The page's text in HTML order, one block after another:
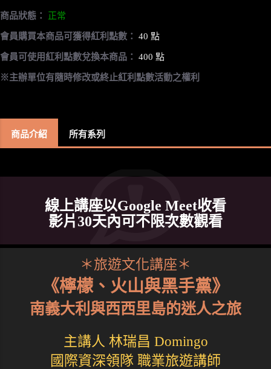
商品狀態： 正常
會員購買本商品可獲得紅利點數： 40 點
會員可使用紅利點數兌換本商品： 400 點
※主辦單位有隨時修改或終止紅利點數活動之權利
商品介紹 所有系列
線上講座以Google Meet收看
影片30天內可不限次數觀看
＊旅遊文化講座＊
《檸檬、火山與黑手黨》
南義大利與西西里島的迷人之旅
主講人 林瑞昌 Domingo
國際資深領隊 職業旅遊講師